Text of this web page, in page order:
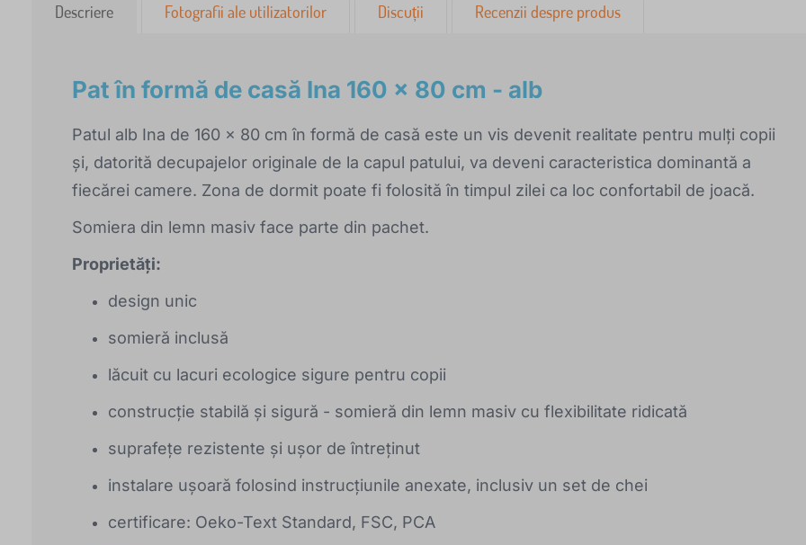
Descriere Fotografii ale utilizatorilor Discuții Recenzii despre produs
Pat în formă de casă Ina 160 x 80 cm - alb
Patul alb Ina de 160 x 80 cm în formă de casă este un vis devenit realitate pentru mulți copii
și, datorită decupajelor originale de la capul patului, va deveni caracteristica dominantă a
fiecărei camere. Zona de dormit poate fi folosită în timpul zilei ca loc confortabil de joacă.
Somiera din lemn masiv face parte din pachet.
Proprietăți:
design unic
somieră inclusă
lăcuit cu lacuri ecologice sigure pentru copii
construcție stabilă și sigură - somieră din lemn masiv cu flexibilitate ridicată
suprafețe rezistente și ușor de întreținut
instalare ușoară folosind instrucțiunile anexate, inclusiv un set de chei
certificare: Oeko-Text Standard, FSC, PCA